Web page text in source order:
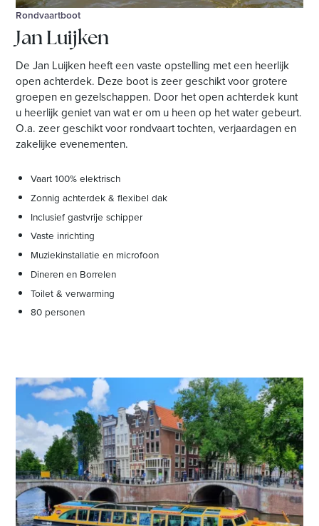
Rondvaartboot
Jan Luijken
De Jan Luijken heeft een vaste opstelling met een heerlijk
open achterdek. Deze boot is zeer geschikt voor grotere
groepen en gezelschappen. Door het open achterdek kunt
u heerlijk geniet van wat er om u heen op het water gebeurt.
O.a. zeer geschikt voor rondvaart tochten, verjaardagen en
zakelijke evenementen.
Vaart 100% elektrisch
Zonnig achterdek & flexibel dak
Inclusief gastvrije schipper
Vaste inrichting
Muziekinstallatie en microfoon
Dineren en Borrelen
Toilet & verwarming
80 personen